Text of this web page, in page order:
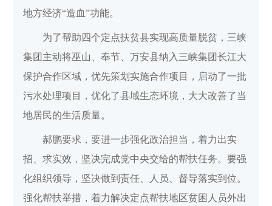
地方经济“造血”功能。
为了帮助四个定点扶贫县实现高质量脱贫，三峡
集团主动将巫山、奉节、万安县纳入三峡集团长江大
保护合作区域，优先策划实施合作项目，启动了一批
污水处理项目，优化了县域生态环境，大大改善了当
地居民的生活质量。
郝鹏要求，要进一步强化政治担当，着力出实
招、求实效，坚决完成党中央交给的帮扶任务。要强
化组织领导，坚决做到责任、人员、督导落实到位。
强化帮扶举措，着力解决定点帮扶地区贫困人员外出